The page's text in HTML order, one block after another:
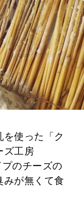
」
使った「ク
ズ工房
のチーズの
みが無くて食